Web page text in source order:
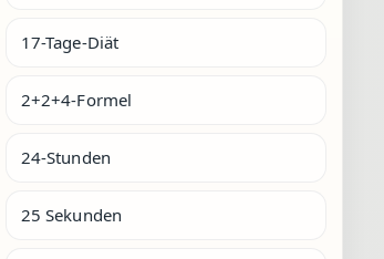
17-Tage-Diät
2+2+4-Formel
24-Stunden
25 Sekunden